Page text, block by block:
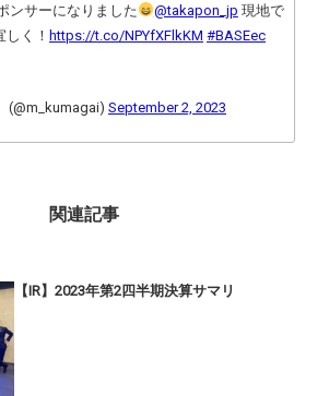
ンサーになりました @takapon_jp 現地で
しく！ https://t.co/NPYfXFlkKM #BASEec
(@m_kumagai) September 2, 2023
関連記事
【IR】2023年第2四半期決算サマリ